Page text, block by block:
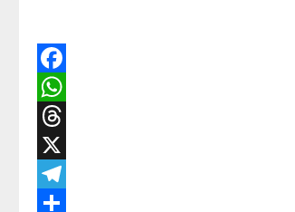
Facebook
WhatsApp
Threads
X
Telegram